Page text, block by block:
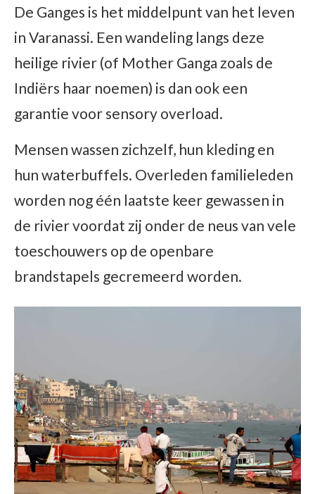
De Ganges is het middelpunt van het leven
in Varanassi. Een wandeling langs deze
heilige rivier (of Mother Ganga zoals de
Indiërs haar noemen) is dan ook een
garantie voor sensory overload.
Mensen wassen zichzelf, hun kleding en
hun waterbuffels. Overleden familieleden
worden nog één laatste keer gewassen in
de rivier voordat zij onder de neus van vele
toeschouwers op de openbare
brandstapels gecremeerd worden.